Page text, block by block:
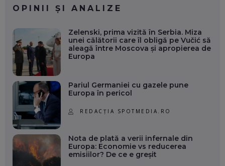
OPINII ȘI ANALIZE
Zelenski, prima vizită în Serbia. Miza
unei călătorii care îl obligă pe Vučić să
aleagă între Moscova și apropierea de
Europa
Pariul Germaniei cu gazele pune
Europa în pericol
REDACȚIA SPOTMEDIA.RO
Nota de plată a verii infernale din
Europa: Economie vs reducerea
emisiilor? De ce e greșit